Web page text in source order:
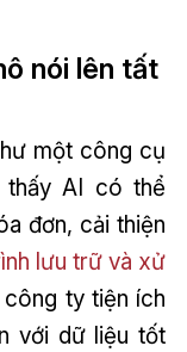
nói lên tất
một công cụ
thấy AI có thể
đơn, cải thiện
lưu trữ và xử
ty tiện ích
với dữ liệu tốt